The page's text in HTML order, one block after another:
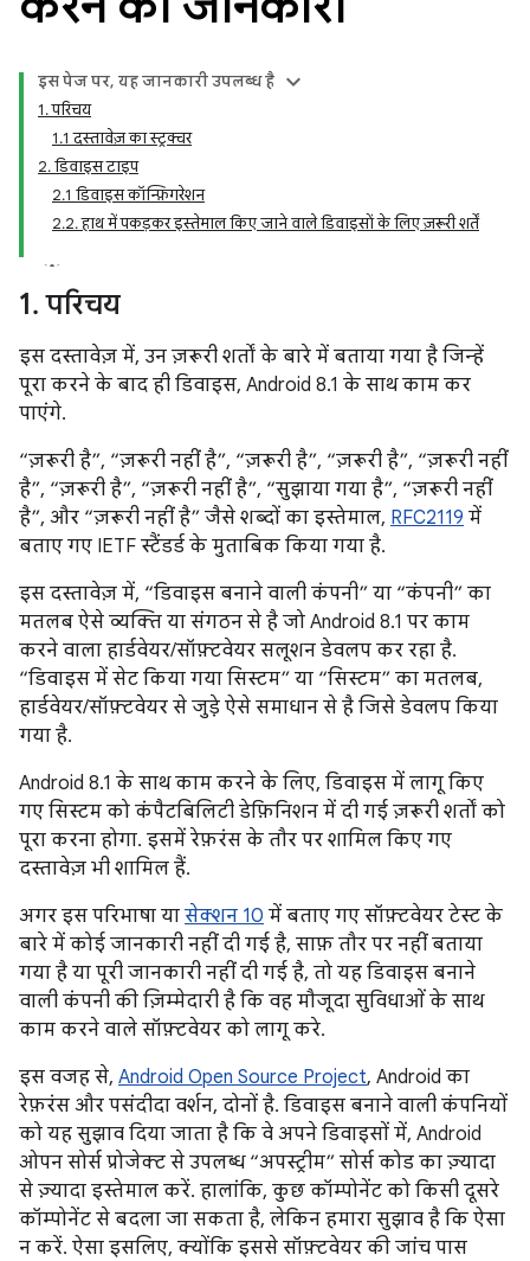
इस पेज पर, यह जानकारी उपलब्ध है
1. परिचय
1.1 दस्तावेज़ का स्ट्रक्चर
2. डिवाइस टाइप
2.1 डिवाइस कॉन्फ़िगरेशन
2.2. हाथ में पकड़कर इस्तेमाल किए जाने वाले डिवाइसों के लिए ज़रूरी शर्तें
1. परिचय
इस दस्तावेज़ में, उन ज़रूरी शर्तों के बारे में बताया गया है जिन्हें
पूरा करने के बाद ही डिवाइस, Android 8.1 के साथ काम कर
पाएंगे.
“ज़रूरी है”, “ज़रूरी नहीं है”, “ज़रूरी है”, “ज़रूरी है”, “ज़रूरी नहीं
है”, “ज़रूरी है”, “ज़रूरी नहीं है”, “सुझाया गया है”, “ज़रूरी नहीं
है”, और “ज़रूरी नहीं है” जैसे शब्दों का इस्तेमाल, RFC2119 में
बताए गए IETF स्टैंडर्ड के मुताबिक किया गया है.
इस दस्तावेज़ में, “डिवाइस बनाने वाली कंपनी” या “कंपनी” का
मतलब ऐसे व्यक्ति या संगठन से है जो Android 8.1 पर काम
करने वाला हार्डवेयर/सॉफ़्टवेयर सलूशन डेवलप कर रहा है.
“डिवाइस में सेट किया गया सिस्टम” या “सिस्टम” का मतलब,
हार्डवेयर/सॉफ़्टवेयर से जुड़े ऐसे समाधान से है जिसे डेवलप किया
गया है.
Android 8.1 के साथ काम करने के लिए, डिवाइस में लागू किए
गए सिस्टम को कंपैटबिलिटी डेफ़िनिशन में दी गई ज़रूरी शर्तों को
पूरा करना होगा. इसमें रेफ़रंस के तौर पर शामिल किए गए
दस्तावेज़ भी शामिल हैं.
अगर इस परिभाषा या सेक्शन 10 में बताए गए सॉफ़्टवेयर टेस्ट के
बारे में कोई जानकारी नहीं दी गई है, साफ़ तौर पर नहीं बताया
गया है या पूरी जानकारी नहीं दी गई है, तो यह डिवाइस बनाने
वाली कंपनी की ज़िम्मेदारी है कि वह मौजूदा सुविधाओं के साथ
काम करने वाले सॉफ़्टवेयर को लागू करे.
इस वजह से, Android Open Source Project, Android का
रेफ़रंस और पसंदीदा वर्शन, दोनों है. डिवाइस बनाने वाली कंपनियों
को यह सुझाव दिया जाता है कि वे अपने डिवाइसों में, Android
ओपन सोर्स प्रोजेक्ट से उपलब्ध “अपस्ट्रीम” सोर्स कोड का ज़्यादा
से ज़्यादा इस्तेमाल करें. हालांकि, कुछ कॉम्पोनेंट को किसी दूसरे
कॉम्पोनेंट से बदला जा सकता है, लेकिन हमारा सुझाव है कि ऐसा
न करें. ऐसा इसलिए, क्योंकि इससे सॉफ़्टवेयर की जांच पास